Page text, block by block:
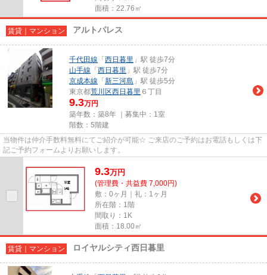
面積：22.76㎡
賃貸｜マンション アルトパレス
千代田線 「 西日暮里 」駅 徒歩7分
山手線 「 西日暮里 」駅 徒歩7分
京成本線 「 新三河島 」駅 徒歩5分
東京都荒川区西日暮里 ６丁目
9.3万円
築年数：築8年 ｜募集中： 1室
階数：5階建
当物件は仲介手数料無料にてご紹介が可能☆ ご来店のご予約はお電話もしくは下
記ご予約フォームよりお願いします。
9.3万円
(管理費・共益費 7,000円)
敷：0ヶ月｜礼：1ヶ月
所在階：1階
間取り：1K
面積：18.00㎡
賃貸｜マンション ロイヤルシティ西日暮里